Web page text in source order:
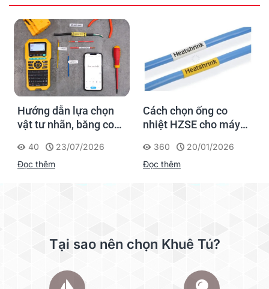
Hướng dẫn lựa chọn
vật tư nhãn, băng co
Supvan G15M Pro
40
23/07/2026
Đọc thêm
Cách chọn ống co
nhiệt HZSE cho máy in
360
20/01/2026
Đọc thêm
Tại sao nên chọn Khuê Tú?